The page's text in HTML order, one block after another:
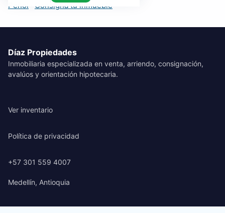
Peñol
Consigna tu inmueble
Díaz Propiedades
Inmobiliaria especializada en venta, arriendo, consignación,
avalúos y orientación hipotecaria.
Ver inventario
Política de privacidad
+57 301 559 4007
Medellín, Antioquia